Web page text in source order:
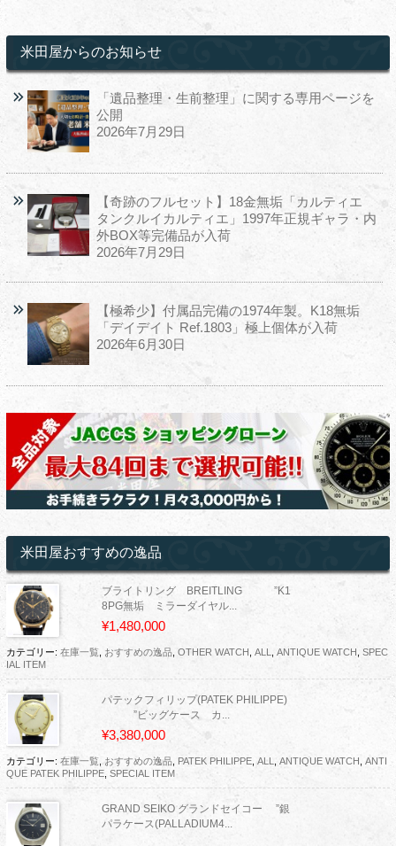
米田屋からのお知らせ
「遺品整理・生前整理」に関する専用ページを
公開
2026年7月29日
【奇跡のフルセット】18金無垢「カルティエ
タンクルイカルティエ」1997年正規ギャラ・内
外BOX等完備品が入荷
2026年7月29日
【極希少】付属品完備の1974年製。K18無垢
「デイデイト Ref.1803」極上個体が入荷
2026年6月30日
米田屋おすすめの逸品
ブライトリング BREITLING ”K1
8PG無垢 ミラーダイヤル...
¥1,480,000
カテゴリー: 在庫一覧, おすすめの逸品, OTHER WATCH ALL ANTIQUE WATCH SPEC
IAL ITEM
パテックフィリップ(PATEK PHILIPPE)
”ビッグケース カ...
¥3,380,000
カテゴリー: 在庫一覧, おすすめの逸品, PATEK PHILIPPE, ALL ANTIQUE WATCH ANTI
QUE PATEK PHILIPPE, SPECIAL ITEM
GRAND SEIKO グランドセイコー ”銀
パラケース(PALLADIUM4...